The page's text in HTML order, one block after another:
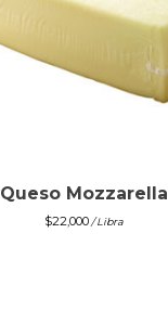
Queso Mozzarella
$22,000/ Libra